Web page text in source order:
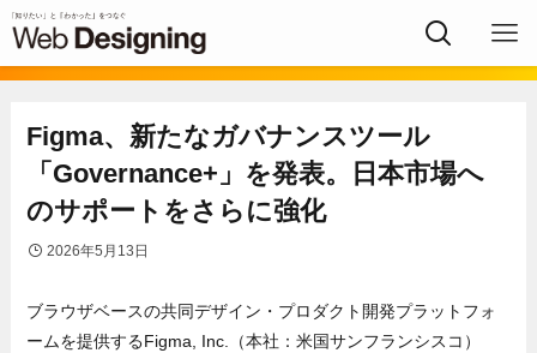
Figma、新たなガバナンスツール
「Governance+」を発表。日本市場へ
のサポートをさらに強化
2026年5月13日
ブラウザベースの共同デザイン・プロダクト開発プラットフォ
ームを提供するFigma, Inc.（本社：米国サンフランシスコ）